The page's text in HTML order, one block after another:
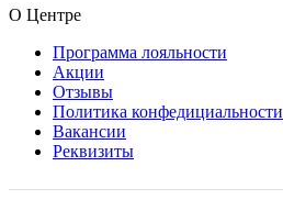
О Центре
Программа лояльности
Акции
Отзывы
Политика конфедициальности
Вакансии
Реквизиты